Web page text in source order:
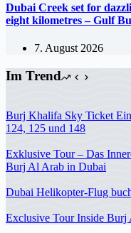
Dubai Creek set for
eight kilometres – Gulf
7. August 2026
Im Trend
Burj Khalifa Sky Ticket
124, 125 und 148
Exklusive Tour – Das
Burj Al Arab in Dubai
Dubai Helikopter-Flug
Exclusive Tour Inside